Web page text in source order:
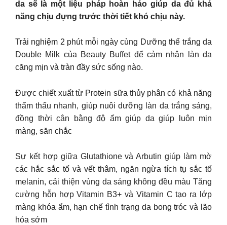
da sẽ là một liệu pháp hoàn hảo giúp da đủ khả
năng chịu đựng trước thời tiết khó chịu này.
Trải nghiệm 2 phút mỗi ngày cùng Dưỡng thể trắng da
Double Milk của Beauty Buffet để cảm nhận làn da
căng mịn và tràn đầy sức sống nào.
Được chiết xuất từ Protein sữa thủy phân có khả năng
thẩm thấu nhanh, giúp nuôi dưỡng làn da trắng sáng,
đồng thời cân bằng độ ẩm giúp da giúp luôn mịn
màng, săn chắc
Sự kết hợp giữa Glutathione và Arbutin giúp làm mờ
các hắc sắc tố và vết thâm, ngăn ngừa tích tụ sắc tố
melanin, cải thiện vùng da sáng không đều màu Tăng
cường hỗn hợp Vitamin B3+ và Vitamin C tạo ra lớp
màng khóa ẩm, hạn chế tình trạng da bong tróc và lão
hóa sớm